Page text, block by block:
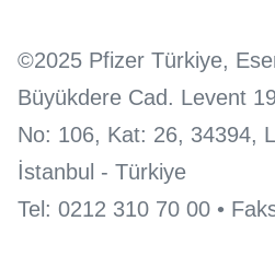
©2025 Pfizer Türkiye,
Büyükdere Cad. Levent
No: 106, Kat: 26, 34394,
İstanbul - Türkiye
Tel: 0212 310 70 00 •